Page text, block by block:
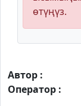
өтүңүз.
Автор :
Оператор :